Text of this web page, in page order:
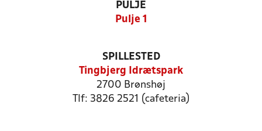
PULJE
Pulje 1
SPILLESTED
Tingbjerg Idrætspark
2700 Brønshøj
Tlf: 3826 2521 (cafeteria)